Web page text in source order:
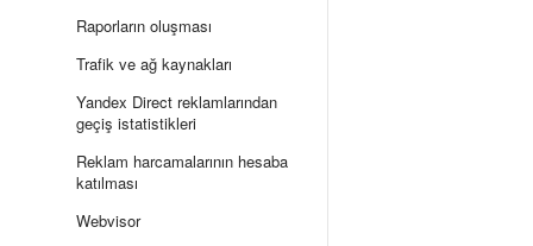
Raporların oluşması
Trafik ve ağ kaynakları
Yandex Direct reklamlarından
geçiş istatistikleri
Reklam harcamalarının hesaba
katılması
Webvisor